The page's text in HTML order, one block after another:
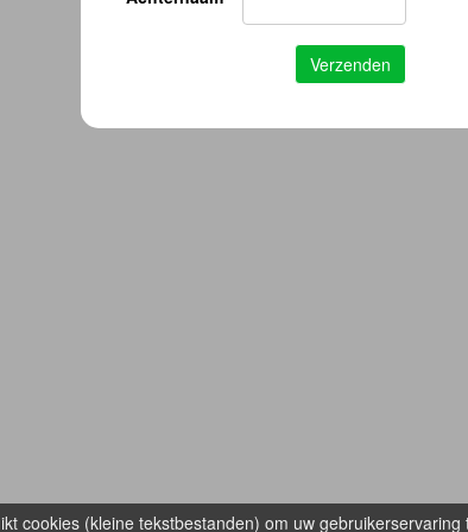
cookies (kleine tekstbestanden) om uw